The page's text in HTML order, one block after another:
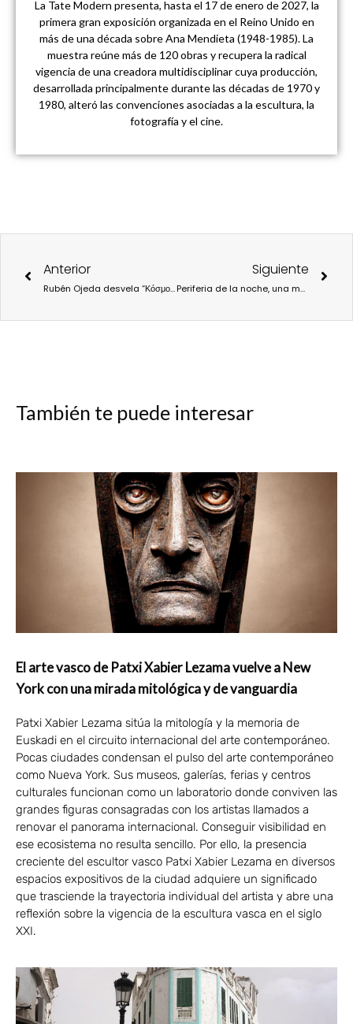
La Tate Modern presenta, hasta el 17 de enero de 2027, la
primera gran exposición organizada en el Reino Unido en
más de una década sobre Ana Mendieta (1948-1985). La
muestra reúne más de 120 obras y recupera la radical
vigencia de una creadora multidisciplinar cuya producción,
desarrollada principalmente durante las décadas de 1970 y
1980, alteró las convenciones asociadas a la escultura, la
fotografía y el cine.
Anterior
Rubén Ojeda desvela “Κόσμος” (Cosmos): Quemando fronteras y creando diálogos en el espacio
Siguiente
Periferia de la noche, una muestra audiovisual que viaja al universo de Apichatpong Weerasethakul.
También te puede interesar
El arte vasco de Patxi Xabier Lezama vuelve a New
York con una mirada mitológica y de vanguardia
Patxi Xabier Lezama sitúa la mitología y la memoria de
Euskadi en el circuito internacional del arte contemporáneo.
Pocas ciudades condensan el pulso del arte contemporáneo
como Nueva York. Sus museos, galerías, ferias y centros
culturales funcionan como un laboratorio donde conviven las
grandes figuras consagradas con los artistas llamados a
renovar el panorama internacional. Conseguir visibilidad en
ese ecosistema no resulta sencillo. Por ello, la presencia
creciente del escultor vasco Patxi Xabier Lezama en diversos
espacios expositivos de la ciudad adquiere un significado
que trasciende la trayectoria individual del artista y abre una
reflexión sobre la vigencia de la escultura vasca en el siglo
XXI.